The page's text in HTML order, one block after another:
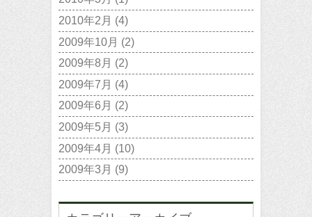
2010年2月 (4)
2009年10月 (2)
2009年8月 (2)
2009年7月 (4)
2009年6月 (2)
2009年5月 (3)
2009年4月 (10)
2009年3月 (9)